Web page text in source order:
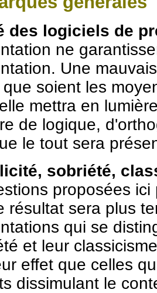
des logiciels de
ne
Une
soient les
mettra en
de logique,
le tout sera
sobriété,
proposées
résultat sera plus
qui se
et leur
effet que celles
dissimulant le